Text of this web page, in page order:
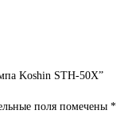
Koshin STH-50X”
поля помечены *